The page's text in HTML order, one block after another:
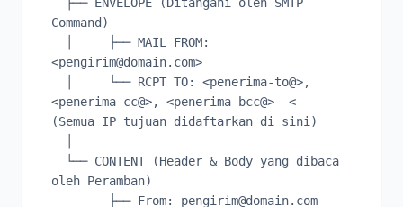
Command)
<pengirim@domain.com>
<penerima-cc@>, <penerima-bcc@>  <--
(Semua IP tujuan didaftarkan di sini)
oleh Peramban)